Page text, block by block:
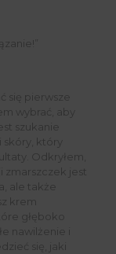
się pierwsze
wybrać, aby
szukanie
który
Odkryłem,
zmarszczek jest
ale także
krem
głęboko
nawilżenie i
się, jaki